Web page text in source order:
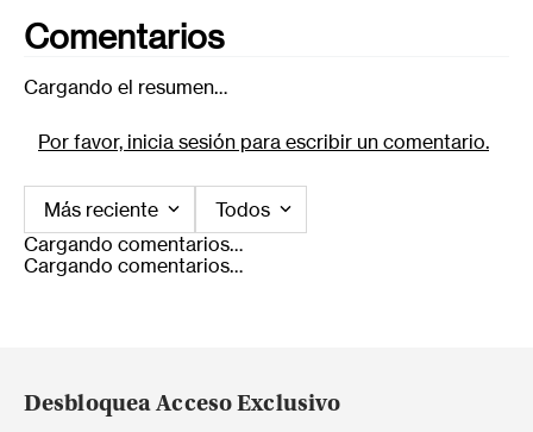
Comentarios
Cargando el resumen…
Por favor, inicia sesión para escribir un comentario.
Más reciente
Todos
Cargando comentarios…
Cargando comentarios…
Desbloquea Acceso Exclusivo